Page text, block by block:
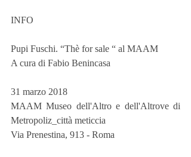
INFO
Pupi Fuschi. “Thè for sale “ al MAAM
A cura di Fabio Benincasa
31 marzo 2018
MAAM Museo dell'Altro e dell'Altrove di
Metropoliz_città meticcia
Via Prenestina, 913 - Roma